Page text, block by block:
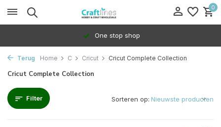
0
100% Dedicated to independents
Terug Home C Cricut Cricut Complete Collection
Cricut Complete Collection
Filter Sorteren op: